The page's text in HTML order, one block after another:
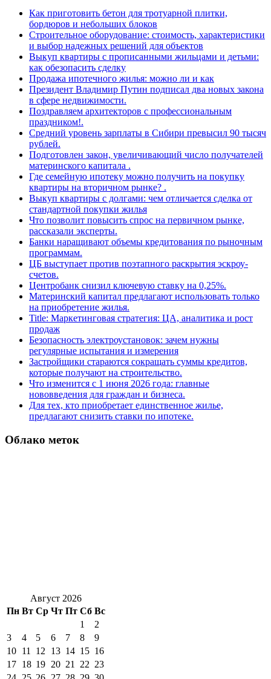
Как приготовить бетон для тротуарной плитки,
бордюров и небольших блоков
Строительное оборудование: стоимость, характеристики
и выбор надежных решений для объектов
Выкуп квартиры с прописанными жильцами и детьми:
как обезопасить сделку
Продажа ипотечного жилья: можно ли и как
Президент Владимир Путин подписал два новых закона
в сфере недвижимости.
Поздравляем архитекторов с профессиональным
праздником!.
Средний уровень зарплаты в Сибири превысил 90 тысяч
рублей.
Подготовлен закон, увеличивающий число получателей
материнского капитала .
Где семейную ипотеку можно получить на покупку
квартиры на вторичном рынке? .
Выкуп квартиры с долгами: чем отличается сделка от
стандартной покупки жилья
Что позволит повысить спрос на первичном рынке,
рассказали эксперты.
Банки наращивают объемы кредитования по рыночным
программам.
ЦБ выступает против поэтапного раскрытия эскроу-
счетов.
Центробанк снизил ключевую ставку на 0,25%.
Материнский капитал предлагают использовать только
на приобретение жилья.
Title: Маркетинговая стратегия: ЦА, аналитика и рост
продаж
Безопасность электроустановок: зачем нужны
регулярные испытания и измерения
Застройщики стараются сокращать суммы кредитов,
которые получают на строительство.
Что изменится с 1 июня 2026 года: главные
нововведения для граждан и бизнеса.
Для тех, кто приобретает единственное жилье,
предлагают снизить ставки по ипотеке.
Облако меток
Август 2026
Пн Вт Ср Чт Пт Сб Вс
1
2
3
4 5 6 7 8
9
10 11 12 13 14 15 16
17 18 19 20 21 22 23